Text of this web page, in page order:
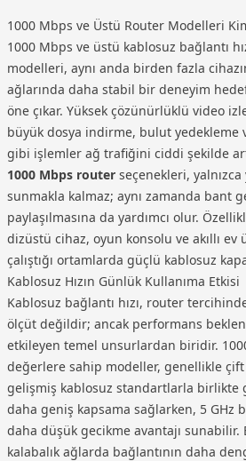
1000 Mbps ve Üstü Router Modelleri
1000 Mbps ve üstü kablosuz bağlantı
modelleri, aynı anda birden fazla
ağlarında daha stabil bir deneyim
öne çıkar. Yüksek çözünürlüklü video
büyük dosya indirme, bulut yedekleme
gibi işlemler ağ trafiğini ciddi şekilde
1000 Mbps router seçenekleri, yalnızca
sunmakla kalmaz; aynı zamanda bant
paylaşılmasına da yardımcı olur.
dizüstü cihaz, oyun konsolu ve akıllı
çalıştığı ortamlarda güçlü kablosuz
Kablosuz Hızın Günlük Kullanıma Etkisi
Kablosuz bağlantı hızı, router
ölçüt değildir; ancak performans
etkileyen temel unsurlardan biridir.
değerlere sahip modeller, genellikle
gelişmiş kablosuz standartlarla birlikte
daha geniş kapsama sağlarken, 5 GHz
daha düşük gecikme avantajı sunabilir.
kalabalık ağlarda bağlantının daha